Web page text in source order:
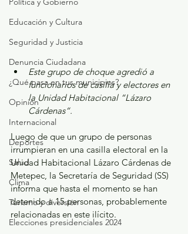
Educación y Cultura
Seguridad y Justicia
Denuncia Ciudadana
¿Qué pasa en tus municipios?
Opinión
Internacional
Deportes
Salud
Clima
Turismo y diversión
Elecciones presidenciales 2024
Este grupo de choque agredió a
funcionarios de casilla y electores en
la Unidad Habitacional “Lázaro
Cárdenas“.
Luego de que un grupo de personas
irrumpieran en una casilla electoral en la
Unidad Habitacional Lázaro Cárdenas de
Metepec, la Secretaría de Seguridad (SS)
informa que hasta el momento se han
detenido a 15 personas, probablemente
relacionadas en este ilícito.